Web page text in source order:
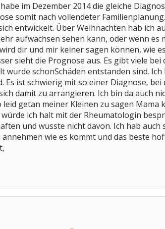
im Dezember 2014 die gleiche
somit nach vollendeter
entwickelt. Über Weihnachten hab ich
aufwachsen sehen kann, oder wenn
dir und mir keiner sagen können, wie
sieht die Prognose aus. Es gibt viele
wurde schonSchäden entstanden sind.
Es ist schwierig mit so einer Diagnose,
damit zu arrangieren. Ich bin da auch
getan meiner Kleinen zu sagen
ich halt mit der Rheumatologin
und wusste nicht davon. Ich hab
annehmen wie es kommt und das beste